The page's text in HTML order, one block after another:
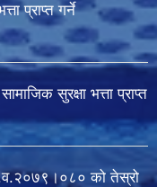
प्राप्त गर्ने
सुरक्षा भत्ता प्राप्त
को तेस्रो